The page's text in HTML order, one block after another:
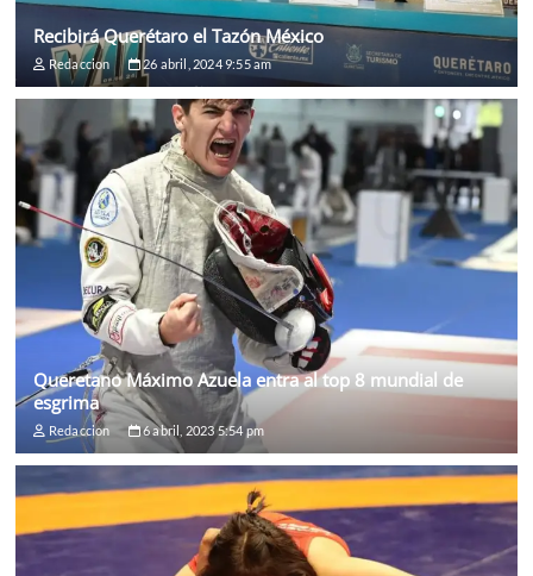
Recibirá Querétaro el Tazón México
Redaccion 26 abril, 2024 9:55 am
Queretano Máximo Azuela entra al top 8 mundial de
esgrima
Redaccion 6 abril, 2023 5:54 pm